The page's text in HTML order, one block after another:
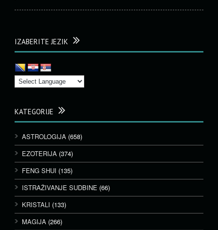
IZABERITE JEZIK
KATEGORIJE
ASTROLOGIJA (658)
EZOTERIJA (374)
FENG SHUI (135)
ISTRAŽIVANJE SUDBINE (66)
KRISTALI (133)
MAGIJA (266)